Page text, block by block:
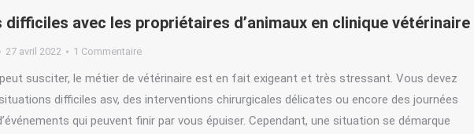
avec les propriétaires d’animaux en clinique vétérinaire
27 avril 2022 1 Commentaire
susciter, le métier de vétérinaire est en fait exigeant et très stressant. Vous devez
difficiles asv, des interventions chirurgicales délicates ou encore des journées
qui peuvent finir par vous épuiser. Cependant, une situation se démarque